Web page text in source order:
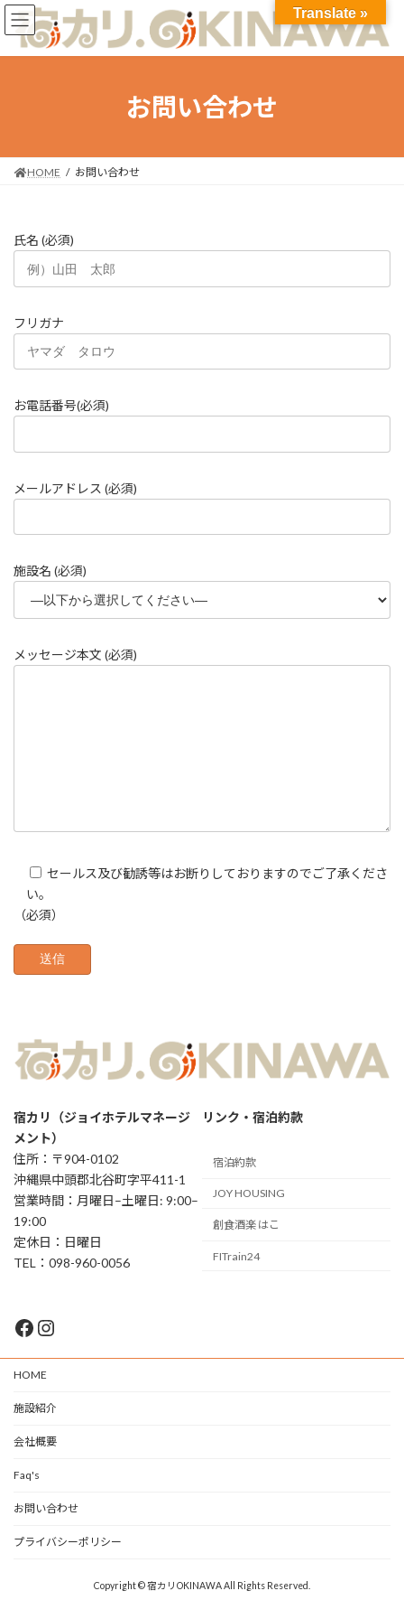
コ
ン
ナ
ビ
お問い合わせ
HOME お問い合わせ
氏名 (必須)
フリガナ
お電話番号(必須)
メールアドレス (必須)
施設名 (必須)
メッセージ本文 (必須)
セールス及び勧誘等はお断りしておりますのでご了承くださ
い。
（必須）
宿カリ（ジョイホテルマネージ
メント）
住所：〒904-0102
沖縄県中頭郡北谷町字平411-1
営業時間：月曜日–土曜日: 9:00–
19:00
定休日：日曜日
TEL：098-960-0056
リンク・宿泊約款
宿泊約款
JOY HOUSING
創食酒楽 はこ
FITrain24
Facebook
Instagram
HOME
施設紹介
会社概要
Faq's
お問い合わせ
プライバシーポリシー
Copyright © 宿カリOKINAWA All Rights Reserved.
Translate »